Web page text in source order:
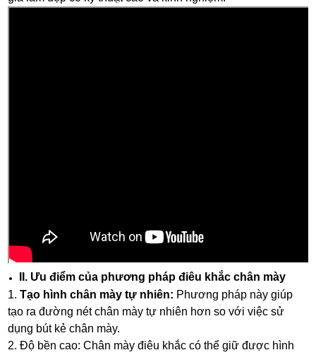
II. Ưu điểm của phương pháp điêu khắc chân mày
1.Tạo hình chân mày tự nhiên: Phương pháp này giúp
tạo ra đường nét chân mày tự nhiên hơn so với việc sử
dụng bút kẻ chân mày.
2. Độ bền cao: Chân mày điêu khắc có thể giữ được hình